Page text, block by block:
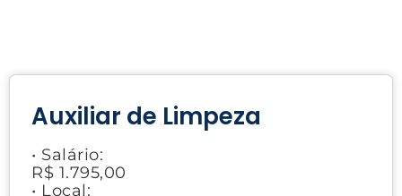
Auxiliar de Limpeza
• Salário:
R$ 1.795,00
• Local: